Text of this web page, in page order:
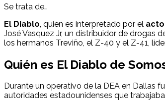
Se trata de…
El Diablo , quien es interpretado por el
José Vasquez Jr, un distribuidor de drogas
los hermanos Treviño, el Z-40 y el Z-41,
Quién es El Diablo de
Durante un operativo de la DEA en Dallas
autoridades estadounidenses que